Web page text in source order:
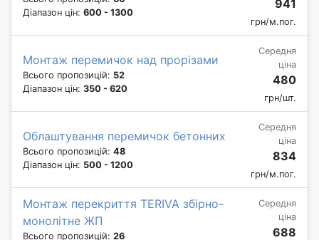
Діапазон цін: 600 - 1300
941
грн/м.пог.
Монтаж перемичок над прорізами
Всього пропозицій: 52
Діапазон цін: 350 - 620
Середня
ціна
480
грн/шт.
Облаштування перемичок бетонних
Всього пропозицій: 48
Діапазон цін: 500 - 1200
Середня
ціна
834
грн/м.пог.
Монтаж перекриття TERIVA збірно-
монолітне ЖП
Всього пропозицій: 26
Середня
ціна
688